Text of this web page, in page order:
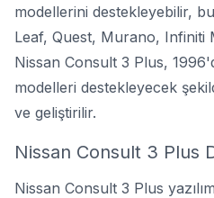
modellerini destekleyebilir,
Leaf, Quest, Murano, Infiniti
Nissan Consult 3 Plus,
modelleri destekleyecek
ve geliştirilir.
Nissan Consult 3 Plus
Nissan Consult 3 Plus